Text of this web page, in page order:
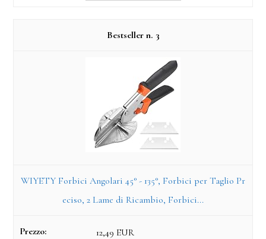
3
WIYETY Forbici Angolari 45° - 135°, Forbici per Taglio Pr
eciso, 2 Lame di Ricambio, Forbici...
12,49 EUR